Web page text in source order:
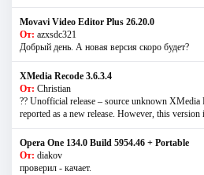
Movavi Video Editor Plus 26.20.0
От: azxsdc321
Добрый день. А новая версия скоро будет?
XMedia Recode 3.6.3.4
От: Christian
?? Unofficial release – source unknown XMedia
reported as a new release. However, this version
Opera One 134.0 Build 5954.46 + Portable
От: diakov
проверил - качает.